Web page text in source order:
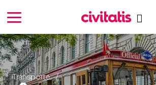
Transporte